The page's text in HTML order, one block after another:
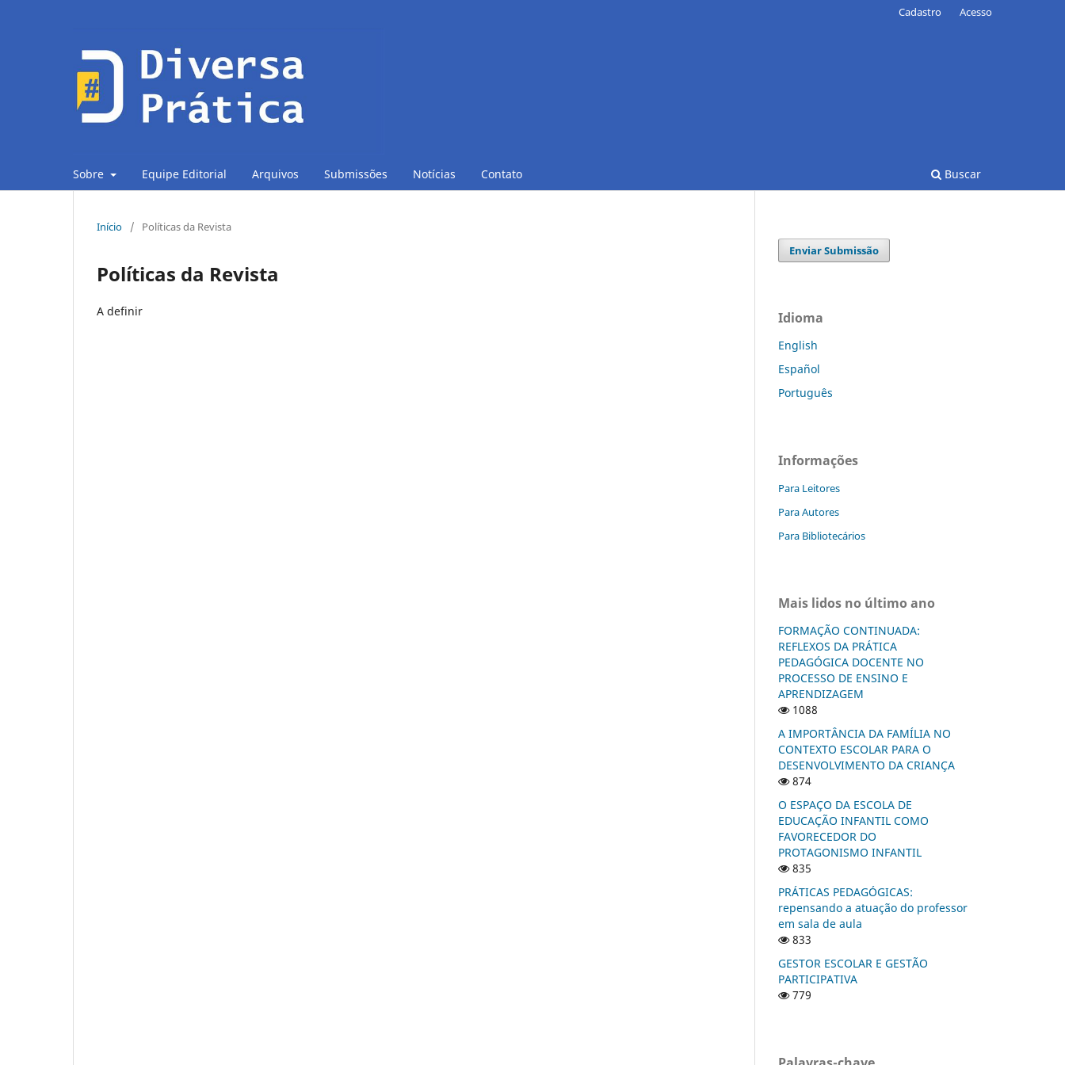
Sobre Equipe Editorial Arquivos Submissões Notícias Contato Buscar
Cadastro Acesso
Início / Políticas da Revista
Políticas da Revista
A definir
Enviar Submissão
Idioma
English
Español
Português
Informações
Para Leitores
Para Autores
Para Bibliotecários
Mais lidos no último ano
FORMAÇÃO CONTINUADA:
REFLEXOS DA PRÁTICA
PEDAGÓGICA DOCENTE NO
PROCESSO DE ENSINO E
APRENDIZAGEM
1088
A IMPORTÂNCIA DA FAMÍLIA NO
CONTEXTO ESCOLAR PARA O
DESENVOLVIMENTO DA CRIANÇA
874
O ESPAÇO DA ESCOLA DE
EDUCAÇÃO INFANTIL COMO
FAVORECEDOR DO
PROTAGONISMO INFANTIL
835
PRÁTICAS PEDAGÓGICAS:
repensando a atuação do professor
em sala de aula
833
GESTOR ESCOLAR E GESTÃO
PARTICIPATIVA
779